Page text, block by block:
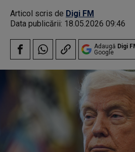
Articol scris de Digi FM
Data publicării: 18.05.2026 09:46
Adaugă Digi
Google